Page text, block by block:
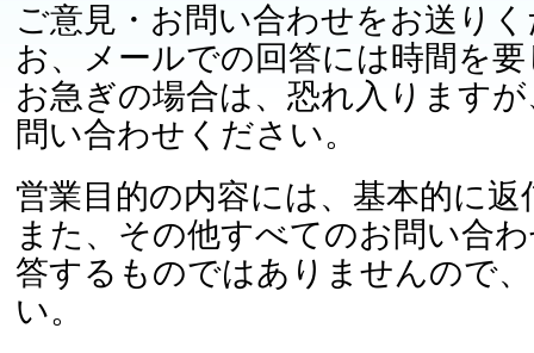
ご意見・お問い合わせをお送り
お、メールでの回答には時間を
お急ぎの場合は、恐れ入ります
問い合わせください。
営業目的の内容には、基本的に
また、その他すべてのお問い合
答するものではありませんので
い。